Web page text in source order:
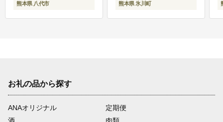
熊本県 八代市 熊本県 氷川町
お礼の品から探す
ANAオリジナル
定期便